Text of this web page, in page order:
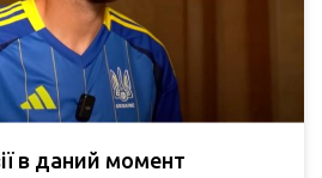
в даний момент